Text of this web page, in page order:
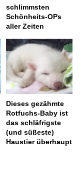
schlimmsten
Schönheits-OPs
aller Zeiten
Dieses gezähmte
Rotfuchs-Baby ist
das schläfrigste
(und süßeste)
Haustier überhaupt